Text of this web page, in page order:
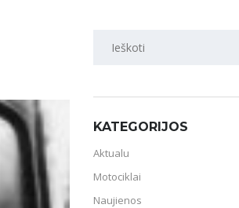
PAIEŠKA
KATEGORIJOS
Aktualu
Motociklai
Naujienos